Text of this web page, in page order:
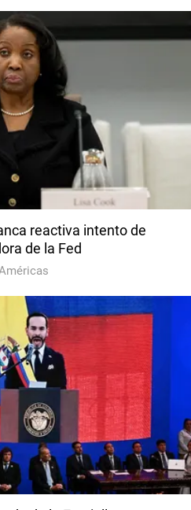
reactiva intento de
de la Fed